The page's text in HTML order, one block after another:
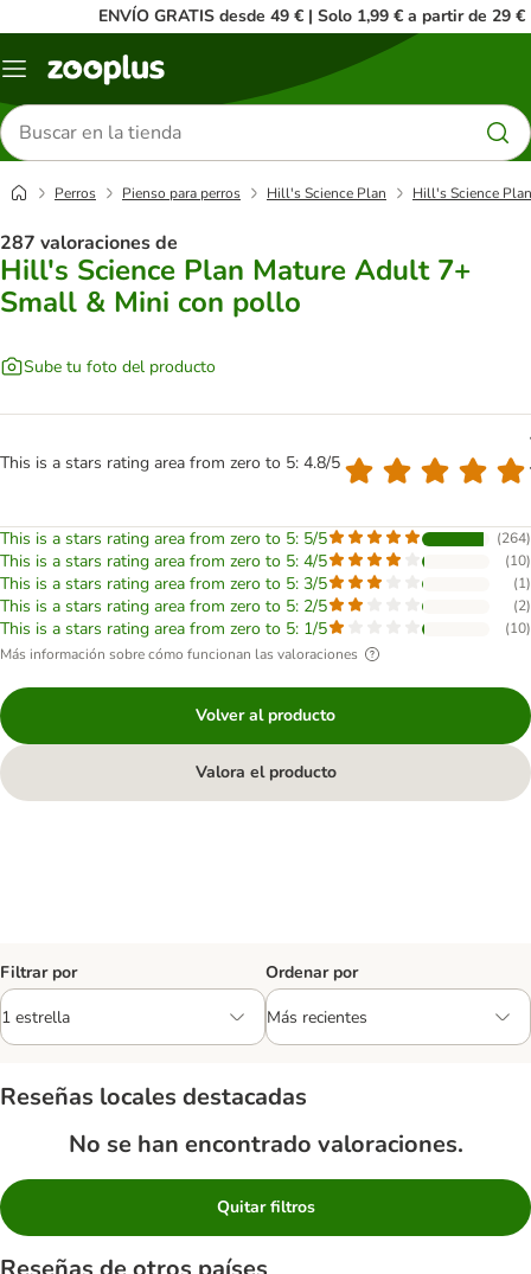
ENVÍO GRATIS desde 49 € | Solo 1,99 € a partir de 29 €
Menú
Buscar
productos
Perros Pienso para perros Hill's Science Plan Hill's Science
287 valoraciones de
Hill's Science Plan Mature Adult 7+
Small & Mini con pollo
Sube tu foto del producto
This is a stars rating area from zero to 5: 4.8/5
This is a stars rating area from zero to 5: 5/5 (264)
This is a stars rating area from zero to 5: 4/5 (10)
This is a stars rating area from zero to 5: 3/5 (1)
This is a stars rating area from zero to 5: 2/5 (2)
This is a stars rating area from zero to 5: 1/5 (10)
Más información sobre cómo funcionan las valoraciones
Volver al producto
Valora el producto
Filtrar por Ordenar por
Reseñas locales destacadas
No se han encontrado valoraciones.
Quitar filtros